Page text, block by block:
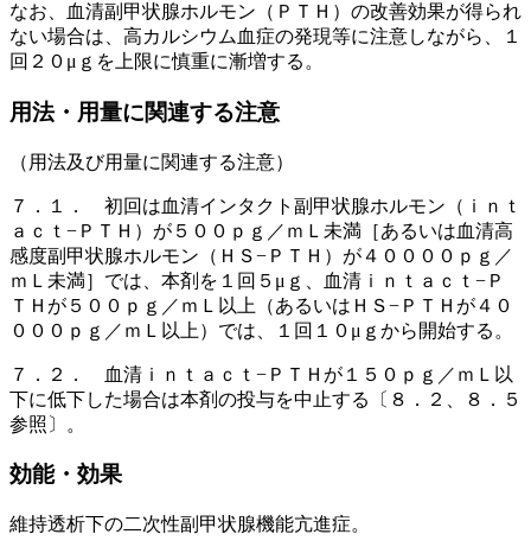
なお、血清副甲状腺ホルモン（ＰＴＨ）の改善効果が得られ
ない場合は、高カルシウム血症の発現等に注意しながら、１
回２０μｇを上限に慎重に漸増する。
用法・用量に関連する注意
（用法及び用量に関連する注意）
７．１． 初回は血清インタクト副甲状腺ホルモン（ｉｎｔ
ａｃｔ−ＰＴＨ）が５００ｐｇ／ｍＬ未満［あるいは血清高
感度副甲状腺ホルモン（ＨＳ−ＰＴＨ）が４００００ｐｇ／
ｍＬ未満］では、本剤を１回５μｇ、血清ｉｎｔａｃｔ−Ｐ
ＴＨが５００ｐｇ／ｍＬ以上（あるいはＨＳ−ＰＴＨが４０
０００ｐｇ／ｍＬ以上）では、１回１０μｇから開始する。
７．２． 血清ｉｎｔａｃｔ−ＰＴＨが１５０ｐｇ／ｍＬ以
下に低下した場合は本剤の投与を中止する〔８．２、８．５
参照〕。
効能・効果
維持透析下の二次性副甲状腺機能亢進症。